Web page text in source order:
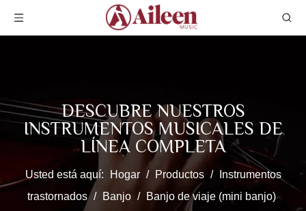
DESCUBRE NUESTROS
INSTRUMENTOS MUSICALES DE
LÍNEA COMPLETA
Usted está aquí: Hogar / Productos /
Instrumentos
trastornados / Banjo / Banjo de viaje (mini banjo)